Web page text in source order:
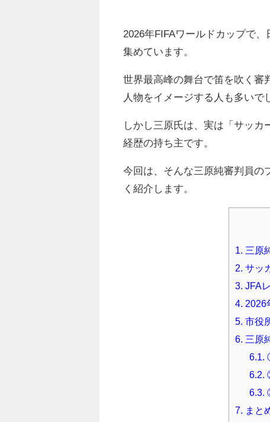
2026年FIFAワールドカップで
集めています。
世界最高峰の舞台で笛を吹く審
人物をイメージする人も多いで
しかし三原氏は、実は「サッ
経歴の持ち主です。
今回は、そんな三原純審判員の
く紹介します。
1.
三原
2. サッ
3. JFA
4. 2026
5. 市役
6. 三原
6.1.
6.2.
6.3.
7.
まと